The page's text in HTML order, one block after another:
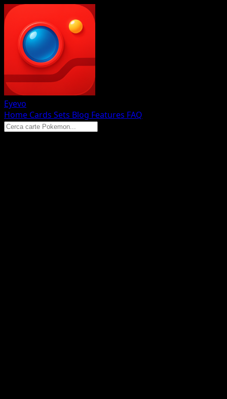
Eyevo
Home Cards Sets Blog Features FAQ